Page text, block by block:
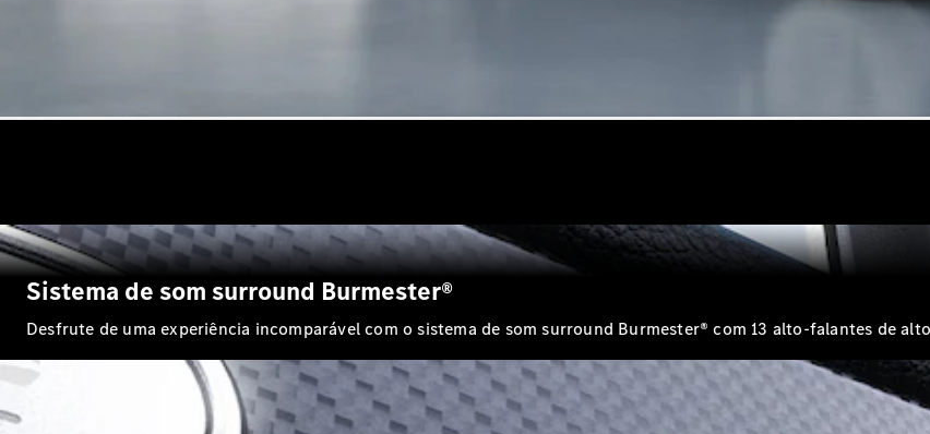
Configurador
Online
Coupés
Sistema de som surround Burmester®
Desfrute de uma experiência incomparável com o sistema de som surround Burmester® com 13 alto-falantes de